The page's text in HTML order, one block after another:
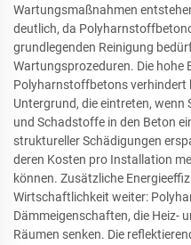
Wartungsmaßnahmen
deutlich, da
grundlegenden Reinigung
Wartungsprozeduren. Die hohe
Polyharnstoffbetons verhindert
Untergrund, die eintreten,
und Schadstoffe in den Beton
struktureller Schädigungen
deren Kosten pro Installation
können. Zusätzliche
Wirtschaftlichkeit weiter:
Dämmeigenschaften, die Heiz-
Räumen senken. Die